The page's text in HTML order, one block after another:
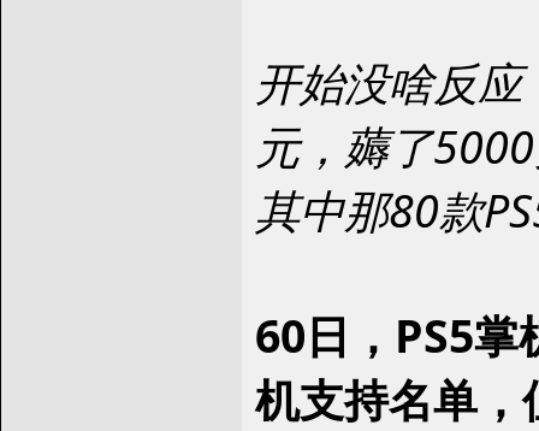
开始没啥反
元，薅了
其中那80款
60日，PS5掌
机支持名单